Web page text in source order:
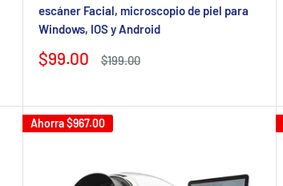
escáner Facial, microscopio de piel para
Windows, IOS y Android
Precio
$99.00
Precio
$199.00
Ahorra$967.00